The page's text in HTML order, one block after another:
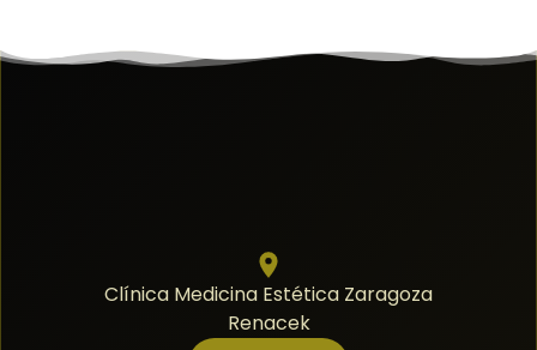
Clínica Medicina Estética Zaragoza
Renacek